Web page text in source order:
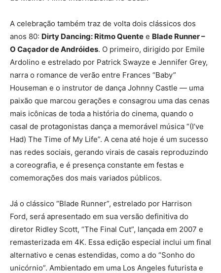
A celebração também traz de volta dois clássicos dos
anos 80: Dirty Dancing: Ritmo Quente e Blade Runner –
O Caçador de Andróides. O primeiro, dirigido por Emile
Ardolino e estrelado por Patrick Swayze e Jennifer Grey,
narra o romance de verão entre Frances “Baby”
Houseman e o instrutor de dança Johnny Castle — uma
paixão que marcou gerações e consagrou uma das cenas
mais icônicas de toda a história do cinema, quando o
casal de protagonistas dança a memorável música “(I’ve
Had) The Time of My Life”. A cena até hoje é um sucesso
nas redes sociais, gerando virais de casais reproduzindo
a coreografia, e é presença constante em festas e
comemorações dos mais variados públicos.
Já o clássico “Blade Runner”, estrelado por Harrison
Ford, será apresentado em sua versão definitiva do
diretor Ridley Scott, “The Final Cut”, lançada em 2007 e
remasterizada em 4K. Essa edição especial inclui um final
alternativo e cenas estendidas, como a do “Sonho do
unicórnio”. Ambientado em uma Los Angeles futurista e